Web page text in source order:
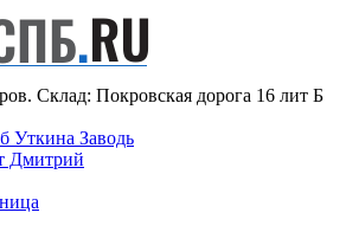
Склад: Покровская дорога 16 лит Б
Уткина Заводь
Дмитрий